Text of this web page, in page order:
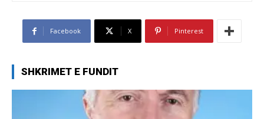
Facebook X Pinterest
SHKRIMET E FUNDIT